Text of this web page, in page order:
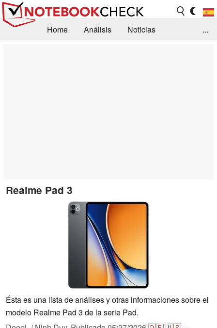
Home Análisis
Noticias
...
Realme Pad 3
Ésta es una lista de análises y otras informaciones sobre el
modelo Realme Pad 3 de la serie Pad.